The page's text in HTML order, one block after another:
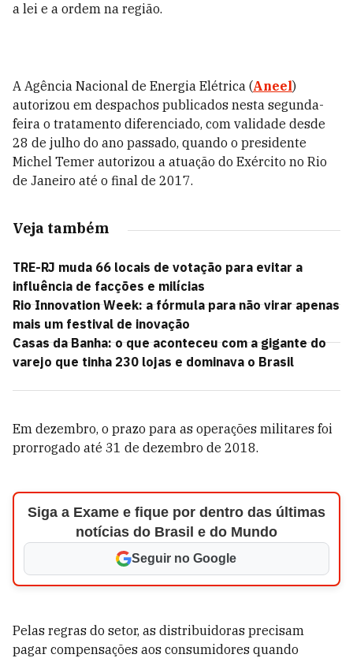
a lei e a ordem na região.
A Agência Nacional de Energia Elétrica (Aneel)
autorizou em despachos publicados nesta segunda-
feira o tratamento diferenciado, com validade desde
28 de julho do ano passado, quando o presidente
Michel Temer autorizou a atuação do Exército no Rio
de Janeiro até o final de 2017.
Veja também
TRE-RJ muda 66 locais de votação para evitar a
influência de facções e milícias
Rio Innovation Week: a fórmula para não virar apenas
mais um festival de inovação
Casas da Banha: o que aconteceu com a gigante do
varejo que tinha 230 lojas e dominava o Brasil
Em dezembro, o prazo para as operações militares foi
prorrogado até 31 de dezembro de 2018.
Siga a Exame e fique por dentro das últimas
notícias do Brasil e do Mundo
Seguir no Google
Pelas regras do setor, as distribuidoras precisam
pagar compensações aos consumidores quando